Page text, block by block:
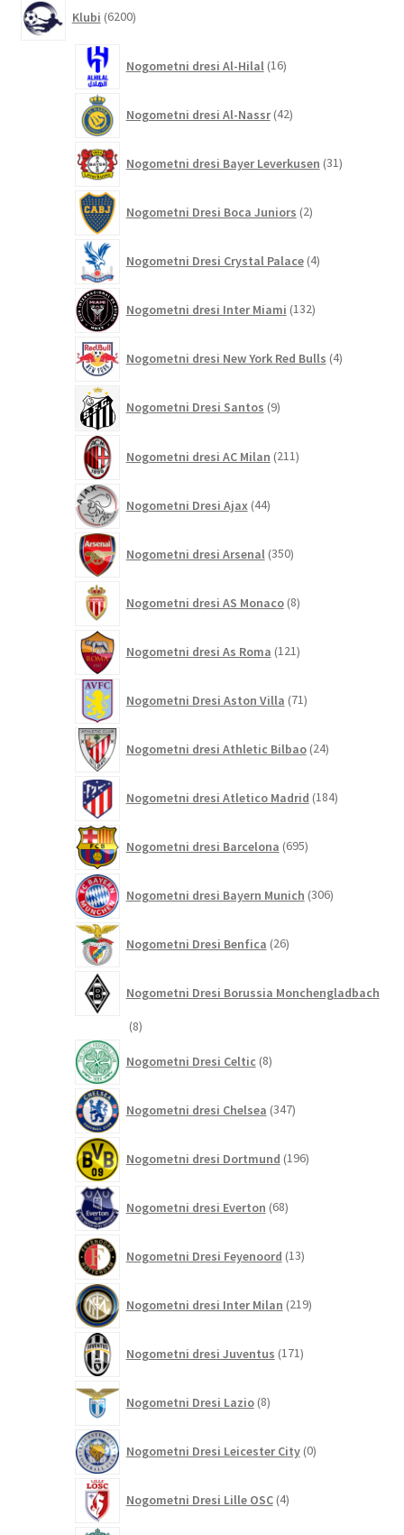
Klubi 6200izdelkov
Nogometni dresi Al-Hilal 16izdelkov
Nogometni dresi Al-Nassr 42izdelkov
Nogometni dresi Bayer Leverkusen 31izdelkov
Nogometni Dresi Boca Juniors 2izdelka
Nogometni Dresi Crystal Palace 4izdelki
Nogometni dresi Inter Miami 132izdelkov
Nogometni dresi New York Red Bulls 4izdelki
Nogometni Dresi Santos 9izdelkov
Nogometni dresi AC Milan 211izdelkov
Nogometni Dresi Ajax 44izdelkov
Nogometni dresi Arsenal 350izdelkov
Nogometni dresi AS Monaco 8izdelkov
Nogometni dresi As Roma 121izdelkov
Nogometni Dresi Aston Villa 71izdelkov
Nogometni dresi Athletic Bilbao 24izdelkov
Nogometni dresi Atletico Madrid 184izdelkov
Nogometni dresi Barcelona 695izdelkov
Nogometni dresi Bayern Munich 306izdelkov
Nogometni Dresi Benfica 26izdelkov
Nogometni Dresi Borussia Monchengladbach
88
Nogometni Dresi Celtic 8izdelkov
Nogometni dresi Chelsea 347izdelkov
Nogometni dresi Dortmund 196izdelkov
Nogometni dresi Everton 68izdelkov
Nogometni Dresi Feyenoord 13izdelkov
Nogometni dresi Inter Milan 219izdelkov
Nogometni dresi Juventus 171izdelkov
Nogometni Dresi Lazio 8izdelkov
Nogometni Dresi Leicester City 0izdelkov
Nogometni Dresi Lille OSC 4izdelki